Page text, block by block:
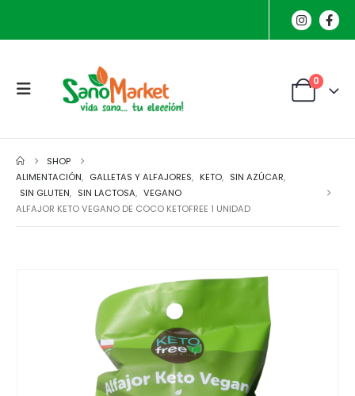
0
SHOP
ALIMENTACIÓN, GALLETAS Y ALFAJORES, KETO, SIN AZÚCAR,
SIN GLUTEN, SIN LACTOSA, VEGANO
ALFAJOR KETO VEGANO DE COCO KETOFREE 1 UNIDAD